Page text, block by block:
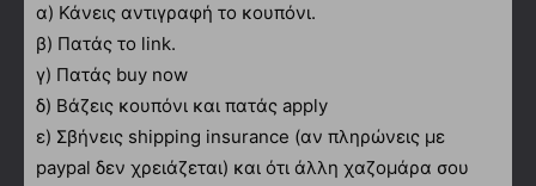
α) Κάνεις αντιγραφή το κουπόνι.
β) Πατάς το link.
γ) Πατάς buy now
δ) Βάζεις κουπόνι και πατάς apply
ε) Σβήνεις shipping insurance (αν πληρώνεις με
paypal δεν χρειάζεται) και ότι άλλη χαζομάρα σου